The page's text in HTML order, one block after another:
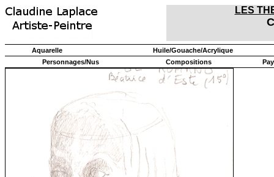
LES
Aquarelle
Huile/Gouache/Acrylique
Personnages/Nus
Compositions